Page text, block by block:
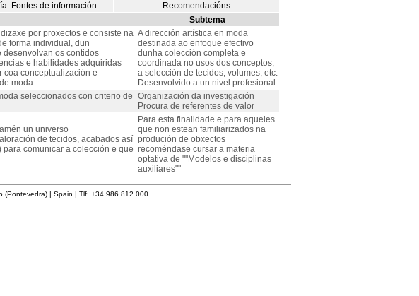
Fontes de información
Recomendacións
Subtema
por proxectos e consiste na
forma individual, dun
desenvolvan os contidos
e habilidades adquiridas
coa conceptualización e
moda.
A dirección artística en moda
destinada ao enfoque efectivo
dunha colección completa e
coordinada no usos dos conceptos,
a selección de tecidos, volumes, etc.
Desenvolvido a un nivel profesional
seleccionados con criterio de Organización da investigación
Procura de referentes de valor
un universo
de tecidos, acabados así
comunicar a colección e que
Para esta finalidade e para aqueles
que non estean familiarizados na
produción de obxectos
recoméndase cursar a materia
optativa de ""Modelos e disciplinas
auxiliares""
| Spain | Tlf: +34 986 812 000